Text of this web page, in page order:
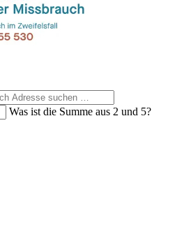
Was ist die Summe aus 2 und 5?